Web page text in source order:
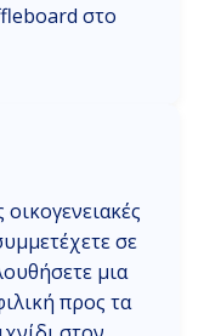
στο
σε
μια
προς τα